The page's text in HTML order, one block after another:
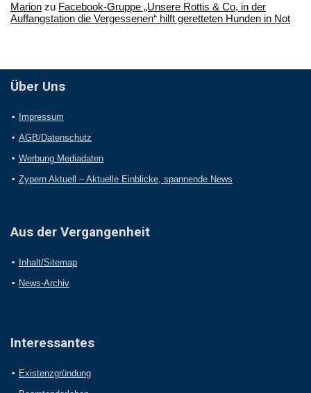
Marion zu Facebook-Gruppe „Unsere Rottis & Co, in der
Auffangstation die Vergessenen“ hilft geretteten Hunden in Not
Über Uns
Impressum
AGB/Datenschutz
Werbung Mediadaten
Zypern Aktuell – Aktuelle Einblicke, spannende News
Aus der Vergangenheit
Inhalt/Sitemap
News-Archiv
Interessantes
Existenzgründung